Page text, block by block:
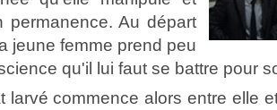
permanence. Au départ
jeune femme prend peu
qu'il lui faut se battre pour
larvé commence alors entre elle